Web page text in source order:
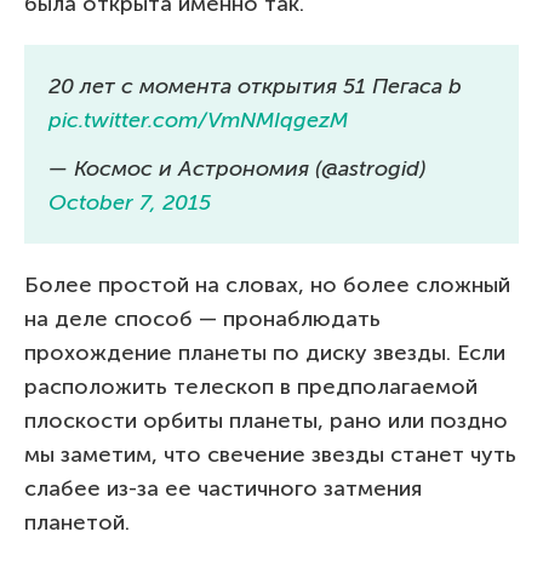
20 лет с момента открытия 51 Пегаса b
pic.twitter.com/VmNMIqgezM
— Космос и Астрономия (@astrogid)
October 7, 2015
Более простой на словах, но более сложный
на деле способ — пронаблюдать
прохождение планеты по диску звезды. Если
расположить телескоп в предполагаемой
плоскости орбиты планеты, рано или поздно
мы заметим, что свечение звезды станет чуть
слабее из-за ее частичного затмения
планетой.